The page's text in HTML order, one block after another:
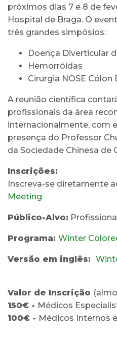
próximos dias 7 e 8 de
Hospital de Braga. O
três grandes simpósios:
Doença Diverticular
Hemorróidas
Cirurgia NOSE Cólon
A reunião científica
profissionais da área
internacionalmente, com
presença do Professor
da Sociedade Chinesa de
Inscrições:
Inscreva-se diretamente
Meeting
Público-Alvo:
Programa: Winter
Versão em inglês:
Valor de Inscrição
150€ - Médicos
100€ - Médicos Internos